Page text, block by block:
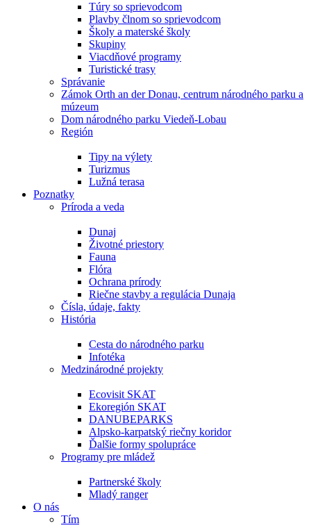
Túry so sprievodcom
Plavby člnom so sprievodcom
Školy a materské školy
Skupiny
Viacdňové programy
Turistické trasy
Správanie
Zámok Orth an der Donau, centrum národného parku a
múzeum
Dom národného parku Viedeň-Lobau
Región
Tipy na výlety
Turizmus
Lužná terasa
Poznatky
Príroda a veda
Dunaj
Životné priestory
Fauna
Flóra
Ochrana prírody
Riečne stavby a regulácia Dunaja
Čísla, údaje, fakty
História
Cesta do národného parku
Infotéka
Medzinárodné projekty
Ecovisit SKAT
Ekoregión SKAT
DANUBEPARKS
Alpsko-karpatský riečny koridor
Ďalšie formy spolupráce
Programy pre mládež
Partnerské školy
Mladý ranger
O nás
Tím